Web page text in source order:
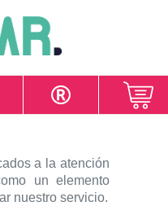
a la atención
un elemento
nuestro servicio.